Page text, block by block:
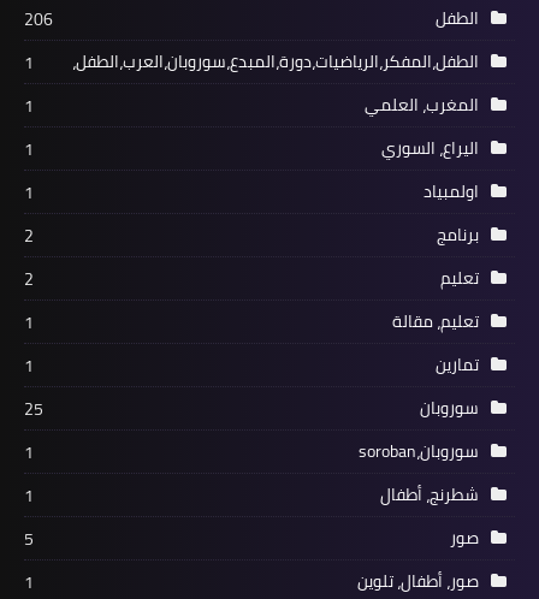
الطفل
206
الطفل،المفكر،الرياضيات،دورة،المبدع،سوروبان،العرب،الطفل،
1
المغرب، العلمي
1
اليراع، السوري
1
اولمبياد
1
برنامج
2
تعليم
2
تعليم، مقالة
1
تمارين
1
سوروبان
25
سوروبان،soroban
1
شطرنج، أطفال
1
صور
5
صور، أطفال، تلوين
1